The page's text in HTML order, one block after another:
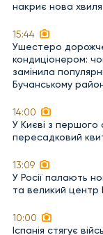
накриє нова
15:44
Ушестеро
кондиціонером:
замінила
Бучанському
14:00
У Києві з
пересадковий
13:09
У Росії палають
та великий центр
10:00
Іспанія стягує